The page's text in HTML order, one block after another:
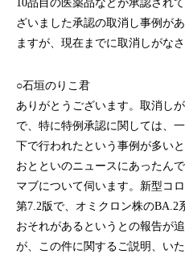
10品目の医薬品などが承認され
ざいました承認の取消し事例が
ますが、現在までに取消しがな
○石垣のりこ君
ありがとうございます。取消し
で、特に特例承認に関しては、
下で行われたという事例が多い
おとといのニュースにあったん
マブについて伺います。新型コ
第7.2版で、オミクロン株のBA.2
おそれがあるというとの報告が
が、この件に関するご説明、いた